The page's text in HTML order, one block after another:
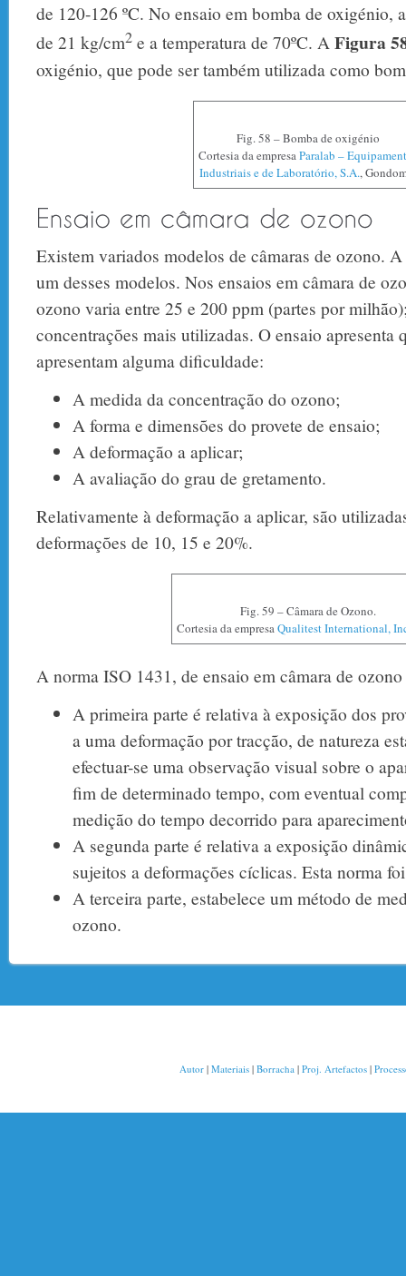
de 120-126 ºC. No ensaio em bomba de oxigénio,
de 21 kg/cm2 e a temperatura de 70ºC. AFigura
oxigénio, que pode ser também utilizada como
Fig. 58 – Bomba de oxigénio
Cortesia da empresaParalab –
Industriais e de Laboratório, S.A.,
Existem variados modelos de câmaras de ozono. A
um desses modelos. Nos ensaios em câmara de
ozono varia entre 25 e 200 ppm (partes por
concentrações mais utilizadas. O ensaio apresenta
apresentam alguma dificuldade:
A medida da concentração do ozono;
A forma e dimensões do provete de ensaio;
A deformação a aplicar;
A avaliação do grau de gretamento.
Relativamente à deformação a aplicar, são
deformações de 10, 15 e 20%.
Fig. 59 – Câmara de Ozono.
Cortesia da empresaQualitest International,
A norma ISO 1431, de ensaio em câmara de
A primeira parte é relativa à exposição dos
a uma deformação por tracção, de natureza
efectuar-se uma observação visual sobre o
fim de determinado tempo, com eventual
medição do tempo decorrido para
A segunda parte é relativa a exposição
sujeitos a deformações cíclicas. Esta norma
A terceira parte, estabelece um método de
ozono.
Autor |Materiais |Borracha |Proj. Artefactos|